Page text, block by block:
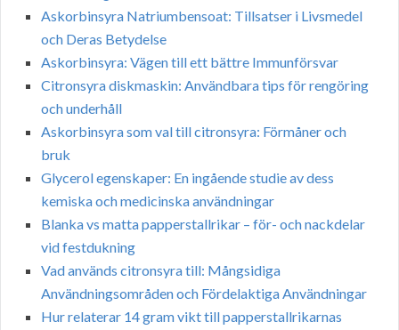
Askorbinsyra Natriumbensoat: Tillsatser i Livsmedel
och Deras Betydelse
Askorbinsyra: Vägen till ett bättre Immunförsvar
Citronsyra diskmaskin: Användbara tips för rengöring
och underhåll
Askorbinsyra som val till citronsyra: Förmåner och
bruk
Glycerol egenskaper: En ingående studie av dess
kemiska och medicinska användningar
Blanka vs matta papperstallrikar – för- och nackdelar
vid festdukning
Vad används citronsyra till: Mångsidiga
Användningsområden och Fördelaktiga Användningar
Hur relaterar 14 gram vikt till papperstallrikarnas